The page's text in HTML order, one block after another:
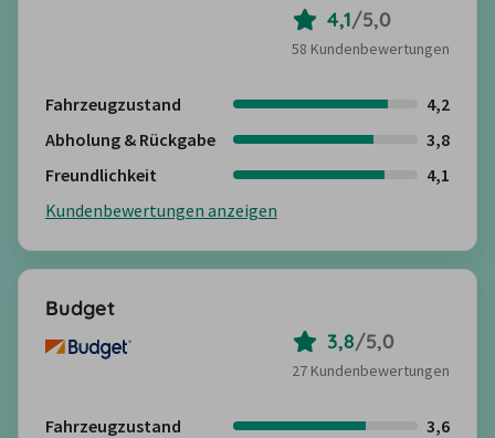
4,1/5,0
58 Kundenbewertungen
Fahrzeugzustand
4,2
Abholung & Rückgabe
3,8
Freundlichkeit
4,1
Kundenbewertungen anzeigen
Budget
3,8/5,0
27 Kundenbewertungen
Fahrzeugzustand
3,6